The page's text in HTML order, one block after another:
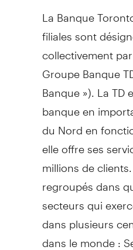
La Banque
filiales sont
collectivement
Groupe Banque
Banque »). La TD
banque en
du Nord en
elle offre ses
millions de
regroupés dans
secteurs qui
dans plusieurs
dans le monde :